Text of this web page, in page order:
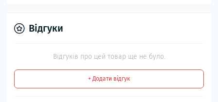
Відгуки
Відгуків про цей товар ще не було.
+ Додати відгук